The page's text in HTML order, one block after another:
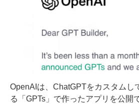
OpenAIは、ChatGPTをカスタムし
る「GPTs」で作ったアプリを公開